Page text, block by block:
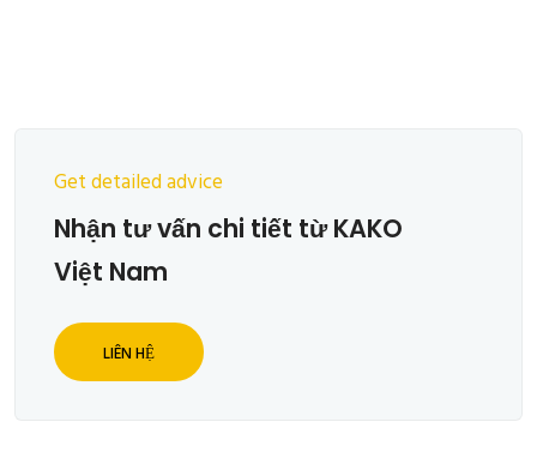
Get detailed advice
Nhận tư vấn chi tiết từ KAKO
Việt Nam
LIÊN HỆ